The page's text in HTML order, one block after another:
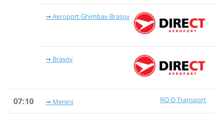
Aeroport Ghimbav-Brașov
Brașov
07:10 RO-D Transport
Mereni